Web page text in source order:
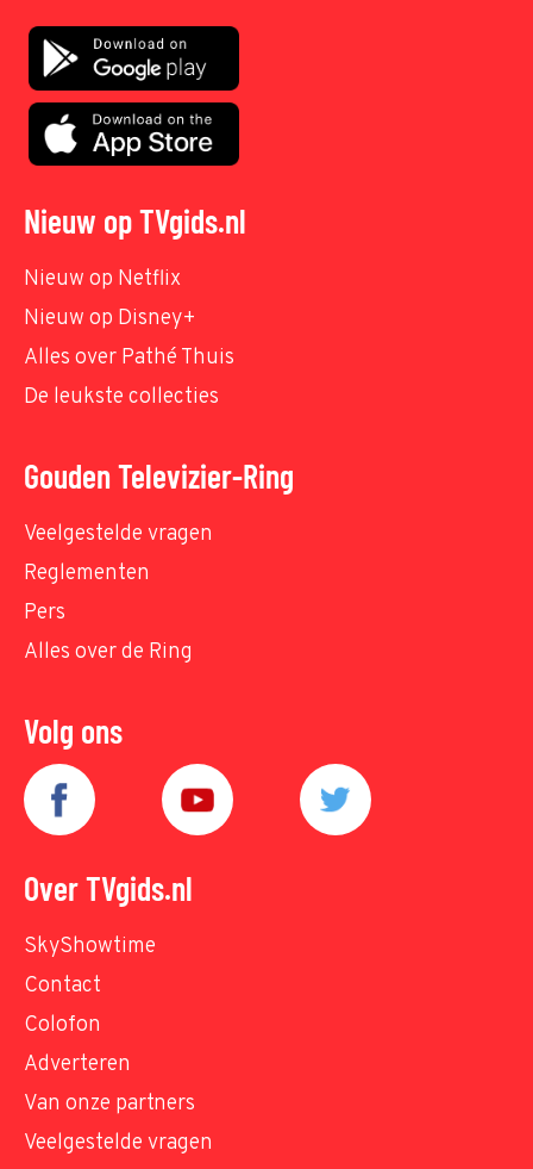
Nieuw op TVgids.nl
Nieuw op Netflix
Nieuw op Disney+
Alles over Pathé Thuis
De leukste collecties
Gouden Televizier-Ring
Veelgestelde vragen
Reglementen
Pers
Alles over de Ring
Volg ons
Over TVgids.nl
SkyShowtime
Contact
Colofon
Adverteren
Van onze partners
Veelgestelde vragen